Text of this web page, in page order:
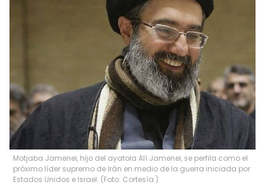
Motjaba Jamenei, hijo del ayatola Alí Jamenei, se perfila como el
próximo líder supremo de Irán en medio de la guerra iniciada por
Estados Unidos e Israel. (Foto: Cortesía )